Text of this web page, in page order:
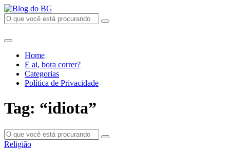
Home
E ai, bora correr?
Categorias
Política de Privacidade
Tag: “idiota”
Religião